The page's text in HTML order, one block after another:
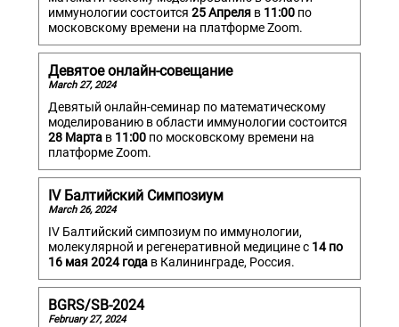
иммунологии состоится 25 Апреляв 11:00по
московскому времени на платформе Zoom.
Девятое онлайн-совещание
March 27, 2024
Девятый онлайн-семинар по математическому
моделированию в области иммунологии состоится
28 Мартав 11:00по московскому времени на
платформе Zoom.
IV Балтийский Симпозиум
March 26, 2024
IV Балтийский симпозиум по иммунологии,
молекулярной и регенеративной медицине с 14 по
16 мая 2024 годав Калининграде, Россия.
BGRS/SB-2024
February 27, 2024